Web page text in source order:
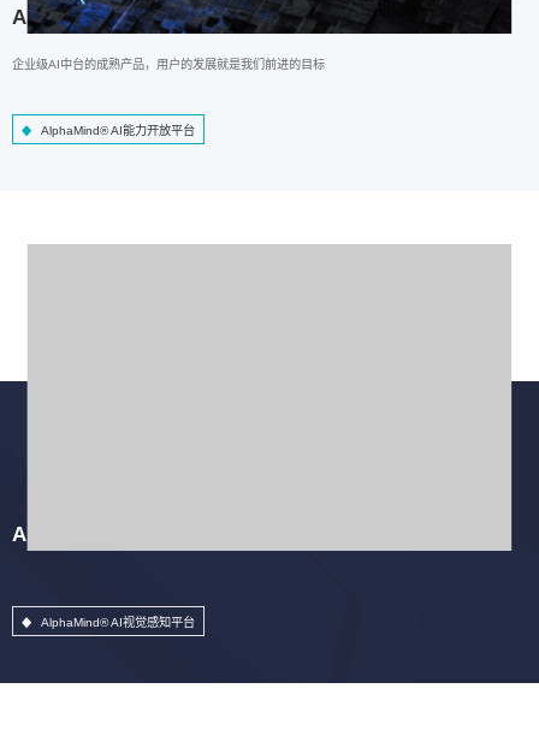
AlphaMind® AI能力开放平台
企业级AI中台的成熟产品，用户的发展就是我们前进的目标
AlphaMind® AI能力开放平台
AlphaMind® AI视觉感知平台
AlphaMind® AI视觉感知平台